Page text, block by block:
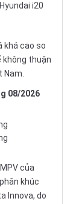
Hyundai i20
khá cao so
không thuận
Nam.
08/2026
MPVcủa
khúc
Innova, do